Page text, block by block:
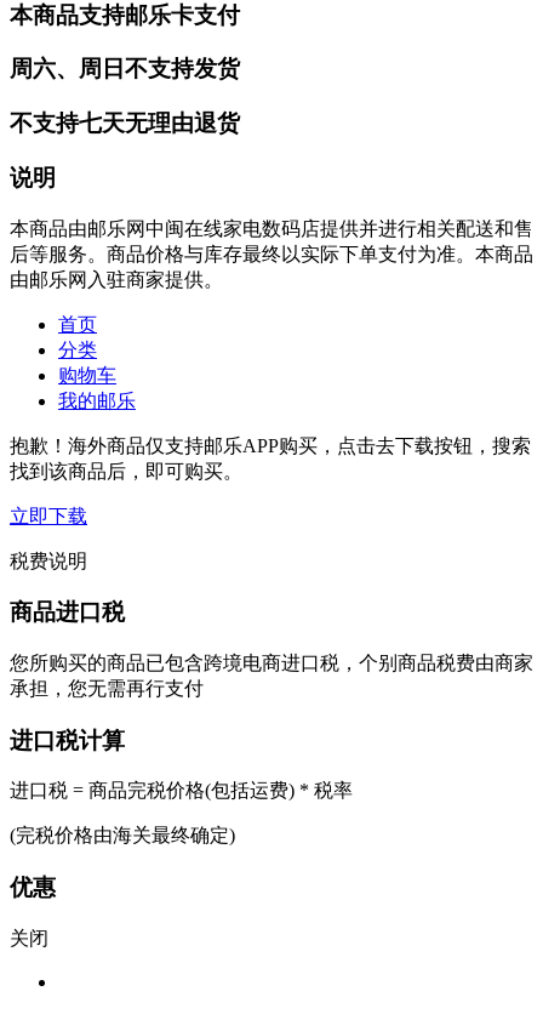
本商品支持邮乐卡支付
周六、周日不支持发货
不支持七天无理由退货
说明
本商品由邮乐网中闽在线家电数码店提供并进行相关配送和售
后等服务。商品价格与库存最终以实际下单支付为准。本商品
由邮乐网入驻商家提供。
首页
分类
购物车
我的邮乐
抱歉！海外商品仅支持邮乐APP购买，点击去下载按钮，搜索
找到该商品后，即可购买。
立即下载
税费说明
商品进口税
您所购买的商品已包含跨境电商进口税，个别商品税费由商家
承担，您无需再行支付
进口税计算
进口税 = 商品完税价格(包括运费) * 税率
(完税价格由海关最终确定)
优惠
关闭